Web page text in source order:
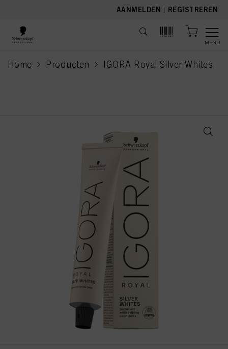
AANMELDEN | REGISTREREN
MENU
Home Producten IGORA Royal Silver Whites
current page